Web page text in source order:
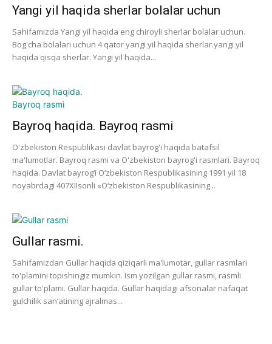
Yangi yil haqida sherlar bolalar uchun
Sahifamizda Yangi yil haqida eng chiroyli sherlar bolalar uchun.
Bog'cha bolalari uchun 4 qator yangi yil haqida sherlar.yangi yil
haqida qisqa sherlar. Yangi yil haqida...
Bayroq haqida. Bayroq rasmi
O'zbekiston Respublikasi davlat bayrog'i haqida batafsil
ma'lumotlar. Bayroq rasmi va O'zbekiston bayrog'i rasmlari. Bayroq
haqida. Davlat bayrog‘i O‘zbekiston Respublikasining 1991 yil 18
noyabrdagi 407­XII­sonli «O‘zbekiston Respublikasining...
Gullar rasmi.
Sahifamizdan Gullar haqida qiziqarli ma'lumotar, gullar rasmlari
to'plamini topishingiz mumkin. Ism yozilgan gullar rasmi, rasmli
gullar to'plami. Gullar haqida. Gullar haqidagi afsonalar nafaqat
gulchilik san’atining ajralmas...